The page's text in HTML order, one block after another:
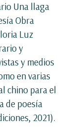
Una llaga
Obra
Luz
y
y medios
en varias
chino para el
de poesía
2021).